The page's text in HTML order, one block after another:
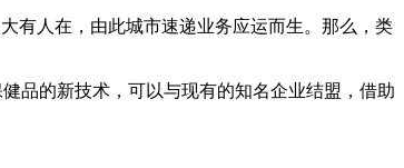
有人在，由此城市速递业务应运而生。那么，类
品的新技术，可以与现有的知名企业结盟，借助